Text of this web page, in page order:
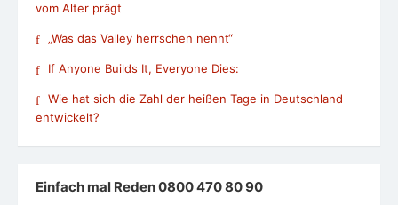
vom Alter prägt
„Was das Valley herrschen nennt“
If Anyone Builds It, Everyone Dies:
Wie hat sich die Zahl der heißen Tage in Deutschland
entwickelt?
Einfach mal Reden 0800 470 80 90